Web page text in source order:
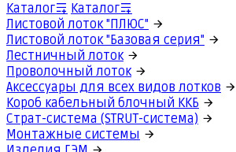
Каталог
Каталог
Листовой лоток "ПЛЮС"
Листовой лоток "Базовая серия"
Лестничный лоток
Проволочный лоток
Аксессуары для всех видов лотков
Короб кабельный блочный ККБ
Страт-система (STRUT-система)
Монтажные системы